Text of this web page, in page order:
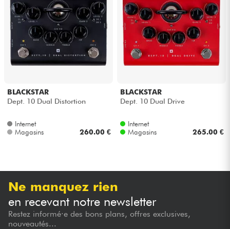
Casques
Micros & HF
DJ
Violons & Quatuor
Eveil Musical
BLACKSTAR
Dept. 10 Dual Distortion
Internet
Magasins
260.00 €
BLACKSTAR
Dept. 10 Dual Drive
Internet
Magasins
265.00 €
Ne manquez rien
en recevant notre newsletter
Restez informé·e des bons plans, offres exclusives,
nouveautés...